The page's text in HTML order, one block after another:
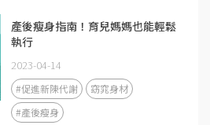
產後瘦身指南！育兒媽媽也能輕鬆
執行
2023-04-14
#促進新陳代謝
窈窕身材
#產後瘦身